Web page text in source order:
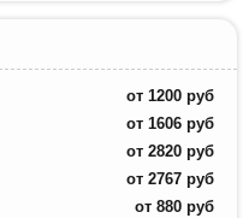
от 1200 руб
от 1606 руб
от 2820 руб
от 2767 руб
от 880 руб